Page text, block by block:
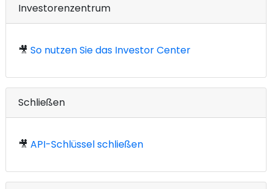
Investorenzentrum
🎥 So nutzen Sie das Investor Center
Schließen
🎥 API-Schlüssel schließen